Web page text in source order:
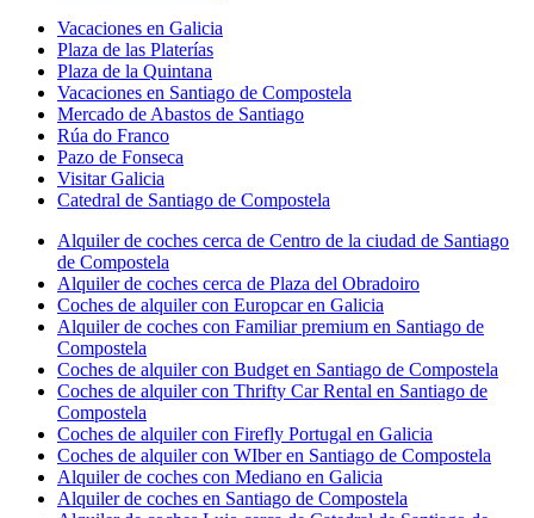
Vacaciones en Galicia
Plaza de las Platerías
Plaza de la Quintana
Vacaciones en Santiago de Compostela
Mercado de Abastos de Santiago
Rúa do Franco
Pazo de Fonseca
Visitar Galicia
Catedral de Santiago de Compostela
Alquiler de coches cerca de Centro de la ciudad de Santiago
de Compostela
Alquiler de coches cerca de Plaza del Obradoiro
Coches de alquiler con Europcar en Galicia
Alquiler de coches con Familiar premium en Santiago de
Compostela
Coches de alquiler con Budget en Santiago de Compostela
Coches de alquiler con Thrifty Car Rental en Santiago de
Compostela
Coches de alquiler con Firefly Portugal en Galicia
Coches de alquiler con WIber en Santiago de Compostela
Alquiler de coches con Mediano en Galicia
Alquiler de coches en Santiago de Compostela